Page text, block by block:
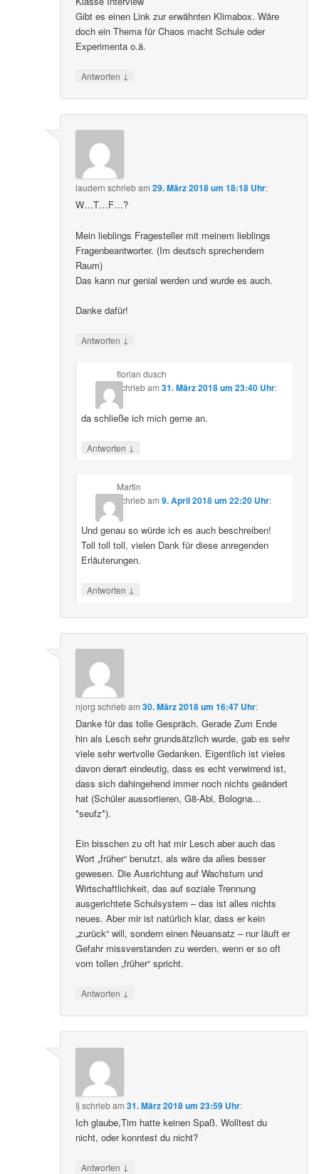
Gibt es einen Link zur erwähnten Klimabox. Wäre
doch ein Thema für Chaos macht Schule oder
Experimenta o.ä.
Antworten ↓
laudern schriebam29. März 2018 um 18:18 Uhr:
W…T…F…?
Mein lieblings Fragesteller mit meinem lieblings
Fragenbeantworter. (Im deutsch sprechendem
Raum)
Das kann nur genial werden und wurde es auch.
Danke dafür!
Antworten ↓
florian dusch
schriebam 31. März 2018 um 23:40 Uhr:
da schließe ich mich gerne an.
Antworten ↓
Martin
schriebam 9. April 2018 um 22:20 Uhr:
Und genau so würde ich es auch beschreiben!
Toll toll toll, vielen Dank für diese anregenden
Erläuterungen.
Antworten ↓
njorg schriebam30. März 2018 um 16:47 Uhr:
Danke für das tolle Gespräch. Gerade Zum Ende
hin als Lesch sehr grundsätzlich wurde, gab es sehr
viele sehr wertvolle Gedanken. Eigentlich ist vieles
davon derart eindeutig, dass es echt verwirrend ist,
dass sich dahingehend immer noch nichts geändert
hat (Schüler aussortieren, G8-Abi, Bologna…
*seufz*).
Ein bisschen zu oft hat mir Lesch aber auch das
Wort „früher“ benutzt, als wäre da alles besser
gewesen. Die Ausrichtung auf Wachstum und
Wirtschaftlichkeit, das auf soziale Trennung
ausgerichtete Schulsystem – das ist alles nichts
neues. Aber mir ist natürlich klar, dass er kein
„zurück“ will, sondern einen Neuansatz – nur läuft er
Gefahr missverstanden zu werden, wenn er so oft
vom tollen „früher“ spricht.
Antworten ↓
Ij schriebam31. März 2018 um 23:59 Uhr:
Ich glaube,Tim hatte keinen Spaß. Wolltest du
nicht, oder konntest du nicht?
Antworten ↓